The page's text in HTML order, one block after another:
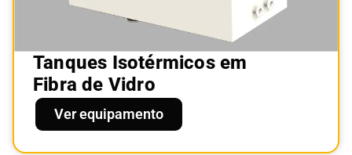
Tanques Isotérmicos em
Fibra de Vidro
Ver equipamento